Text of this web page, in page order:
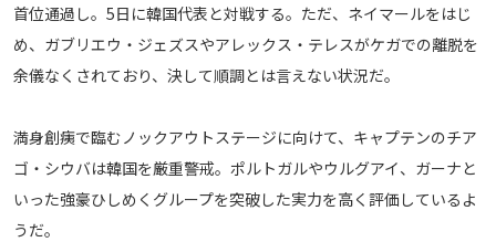
ABEMAの視聴について
Web
メディアアライアンス
首位通過し。5日に韓国代表と対戦する。ただ、ネイマールをはじ
め、ガブリエウ・ジェズスやアレックス・テレスがケガでの離脱を
余儀なくされており、決して順調とは言えない状況だ。
満身創痍で臨むノックアウトステージに向けて、キャプテンのチア
ゴ・シウバは韓国を厳重警戒。ポルトガルやウルグアイ、ガーナと
いった強豪ひしめくグループを突破した実力を高く評価しているよ
うだ。